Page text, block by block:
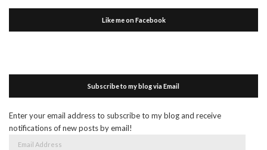
Like me on Facebook
Subscribe to my blog via Email
Enter your email address to subscribe to my blog and receive
notifications of new posts by email!
Email